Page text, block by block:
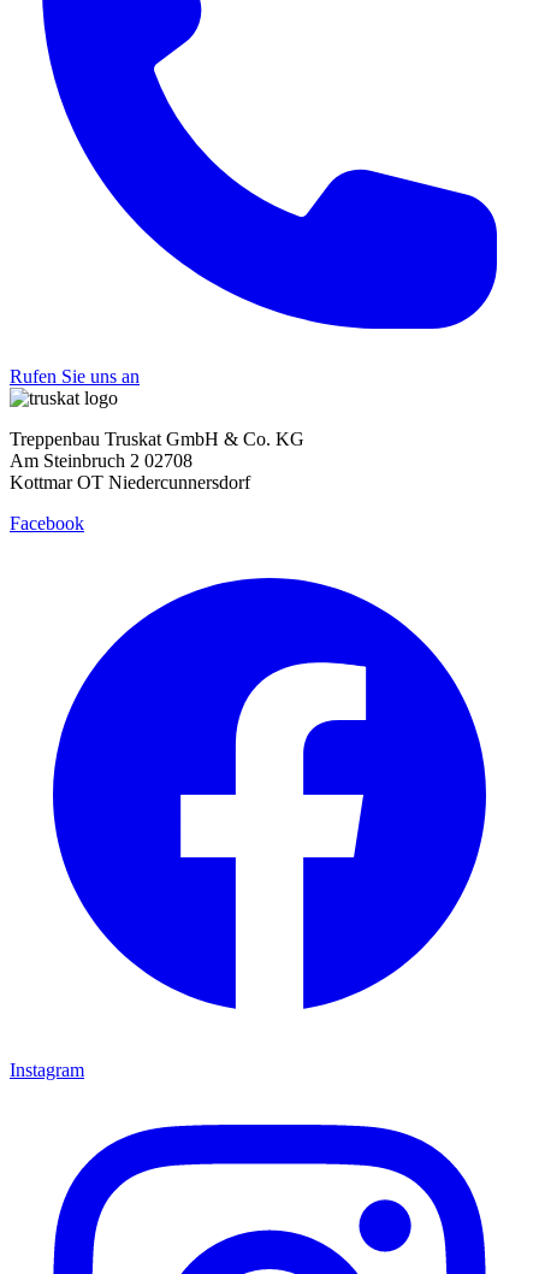
Rufen Sie uns an
Treppenbau Truskat GmbH & Co. KG
Am Steinbruch 2 02708
Kottmar OT Niedercunnersdorf
Facebook
Instagram